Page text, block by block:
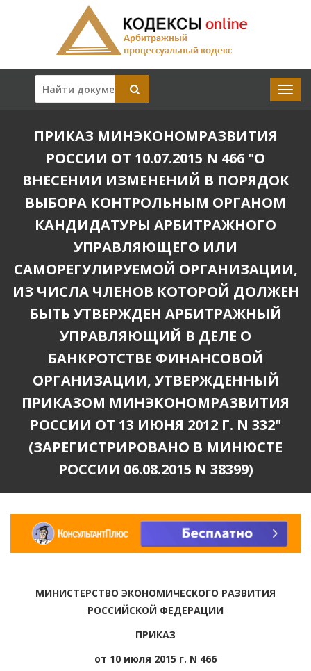
ПРИКАЗ МИНЭКОНОМРАЗВИТИЯ
РОССИИ ОТ 10.07.2015 N 466 "О
ВНЕСЕНИИ ИЗМЕНЕНИЙ В ПОРЯДОК
ВЫБОРА КОНТРОЛЬНЫМ ОРГАНОМ
КАНДИДАТУРЫ АРБИТРАЖНОГО
УПРАВЛЯЮЩЕГО ИЛИ
САМОРЕГУЛИРУЕМОЙ ОРГАНИЗАЦИИ,
ИЗ ЧИСЛА ЧЛЕНОВ КОТОРОЙ ДОЛЖЕН
БЫТЬ УТВЕРЖДЕН АРБИТРАЖНЫЙ
УПРАВЛЯЮЩИЙ В ДЕЛЕ О
БАНКРОТСТВЕ ФИНАНСОВОЙ
ОРГАНИЗАЦИИ, УТВЕРЖДЕННЫЙ
ПРИКАЗОМ МИНЭКОНОМРАЗВИТИЯ
РОССИИ ОТ 13 ИЮНЯ 2012 Г. N 332"
(ЗАРЕГИСТРИРОВАНО В МИНЮСТЕ
РОССИИ 06.08.2015 N 38399)
МИНИСТЕРСТВО ЭКОНОМИЧЕСКОГО РАЗВИТИЯ
РОССИЙСКОЙ ФЕДЕРАЦИИ
ПРИКАЗ
от 10 июля 2015 г. N 466